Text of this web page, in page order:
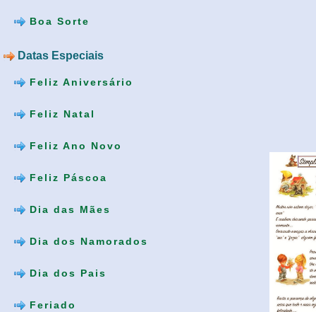
Boa Sorte
Datas Especiais
Feliz Aniversário
Feliz Natal
Feliz Ano Novo
Feliz Páscoa
Dia das Mães
Dia dos Namorados
Dia dos Pais
Feriado